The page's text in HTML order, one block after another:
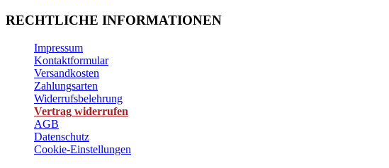
RECHTLICHE INFORMATIONEN
Impressum
Kontaktformular
Versandkosten
Zahlungsarten
Widerrufsbelehrung
Vertrag widerrufen
AGB
Datenschutz
Cookie-Einstellungen